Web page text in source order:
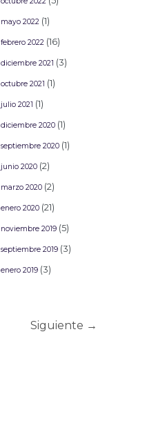
mayo 2022 (1)
febrero 2022 (16)
diciembre 2021 (3)
octubre 2021 (1)
julio 2021 (1)
diciembre 2020(1)
septiembre 2020(1)
junio 2020(2)
marzo 2020(2)
enero 2020(21)
noviembre 2019(5)
septiembre 2019(3)
enero 2019(3)
Siguiente →